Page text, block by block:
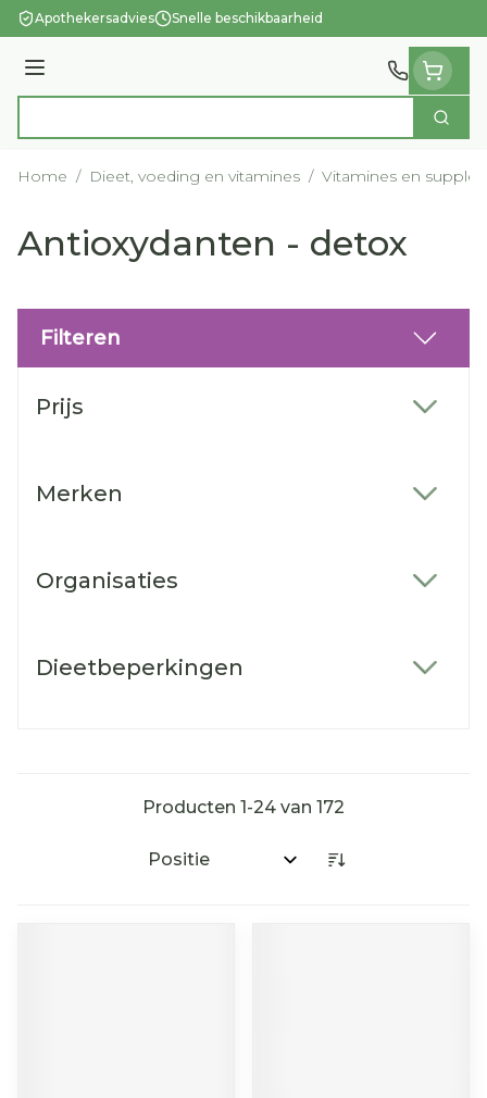
Ga naar de inhoud
Apothekersadvies Snelle beschikbaarheid
Menu
Zoek
Home / Dieet, voeding en vitamines / Vitamines en
Antioxydanten - detox
Filteren
Prijs
Merken
Organisaties
Dieetbeperkingen
Producten 1-24 van 172
Sorteer op: